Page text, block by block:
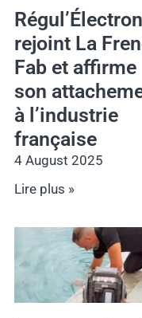
rejoint La
Fab et affirme
son
à l’industrie
française
4 August 2025
Lire plus »